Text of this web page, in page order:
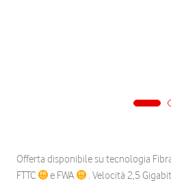
Offerta disponibile su tecnologia
FTTC
e FWA
. Velocità 2,5